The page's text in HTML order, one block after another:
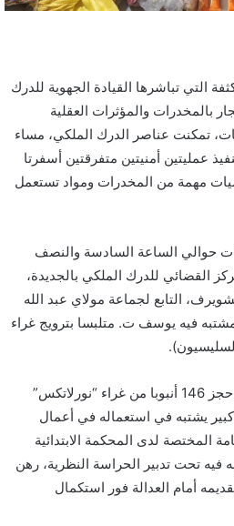
التي تباشرها القيادة الجهوية للدرك
بالمخدرات والمؤثرات العقلية
تمكنت عناصر الدرك الملكي، مساء
يونيو 2026، من تنفيذ عمليتين أمنيتين متفرقتين أسفرتا
مهمة من المخدرات ومواد تستعمل
حوالي الساعة السادسة والنصف
القضائي للدرك الملكي بالجديدة،
التابع لجماعة مولاي عبد الله
فيه يوسف ت. متلبسا بترويج غراء
وأسفرت عملية التفتيش عن حجز 146 أنبوبا من غراء “نورلاتكس”
يشتبه في استعماله في أعمال
المختصة لدى المحكمة الابتدائية
فيه تحت تدبير الحراسة النظرية، رهن
أمام العدالة فور استكمال